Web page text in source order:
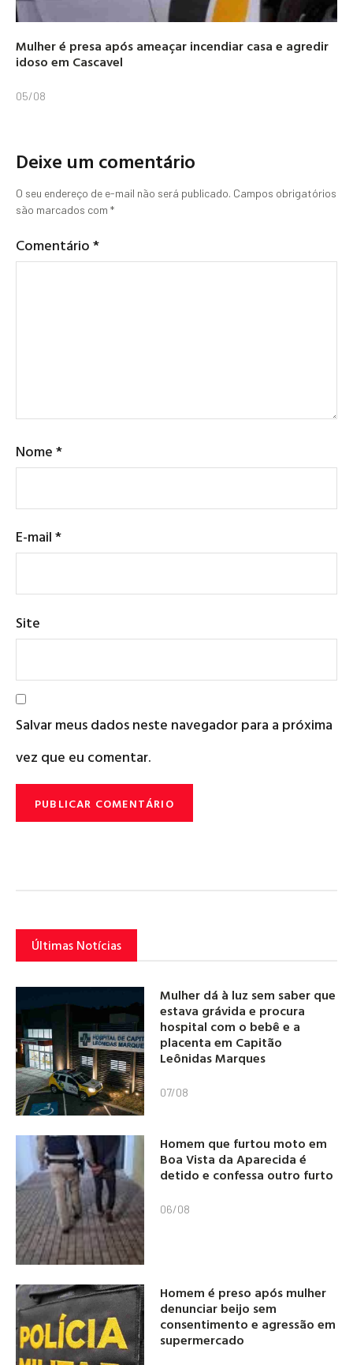
Mulher é presa após ameaçar incendiar casa e agredir
idoso em Cascavel
05/08
Deixe um comentário
O seu endereço de e-mail não será publicado. Campos obrigatórios
são marcados com *
Comentário*
Nome*
E-mail*
Site
Salvar meus dados neste navegador para a próxima
vez que eu comentar.
Últimas Notícias
Mulher dá à luz sem saber que
estava grávida e procura
hospital com o bebê e a
placenta em Capitão
Leônidas Marques
07/08
Homem que furtou moto em
Boa Vista da Aparecida é
detido e confessa outro furto
06/08
Homem é preso após mulher
denunciar beijo sem
consentimento e agressão em
supermercado